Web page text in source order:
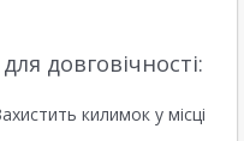
довговічності:
килимок у місці